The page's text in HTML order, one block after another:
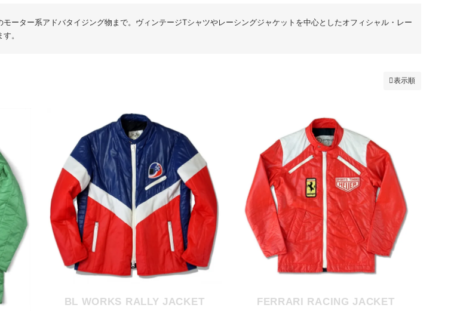
ーター系アドバタイジング物まで。ヴィンテージTシャツやレーシングジャケットを中心としたオフィシャル・レー
。
表示順
BL WORKS RALLY JACKET FERRARI RACING JACKET